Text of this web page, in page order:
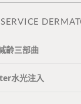
齡三部曲
水光注入